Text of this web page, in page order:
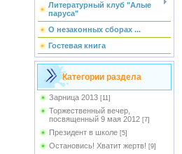
Литературный клуб "Алые
паруса"
О незаконных сборах ...
Гостевая книга
Категории раздела
Зарница 2013 [11]
Торжественный вечер,
посвященный 9 мая 2012 [7]
Президент в школе [5]
Остановись! Хватит жертв! [9]